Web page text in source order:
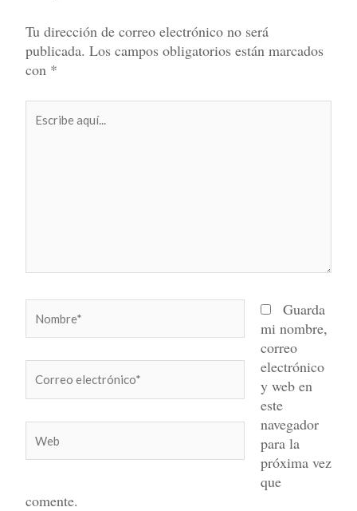
Tu dirección de correo electrónico no será
publicada. Los campos obligatorios están marcados
con *
aquí...
electrónico*
Guarda
mi nombre,
correo
electrónico
y web en
este
navegador
para la
próxima vez
que
comente.